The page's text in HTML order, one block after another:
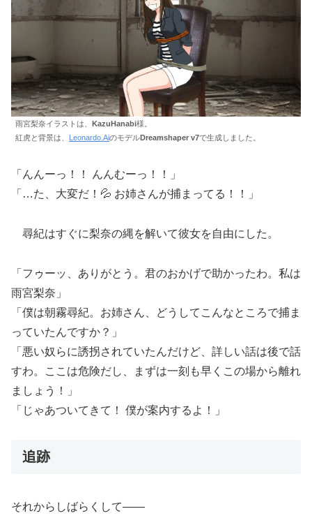
雨宮梨奈イラストは、 KazuHanabi様。
紅虎と背景は、
Leonardo.AiのモデルDreamshaper v7で生成しました。
「んんーっ！！ んんむーっ！！」
「…た、大変だ！💦 お姉さんが捕まってる！！」
尋紀はすぐに梨奈の縄を解いて彼女を自由にした。
「フゥーッ、ありがとう。君のおかげで助かったわ。私は
雨宮梨奈」
「僕は朝霧尋紀。お姉さん、どうしてこんなところで捕ま
っていたんですか？」
「悪い奴らに誘拐されていたんだけど、詳しい話は後で話
すわ。ここは危険だし、まずは一刻も早くこの場から離れ
ましょう！」
「じゃあついてきて！ 僕が案内するよ！」
追跡
それからしばらくして――